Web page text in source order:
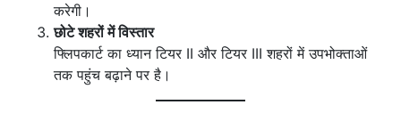
करेगी।
छोटे शहरों में विस्तार
फ्लिपकार्ट का ध्यान टियर II और टियर III शहरों में उपभोक्ताओं
तक पहुंच बढ़ाने पर है।